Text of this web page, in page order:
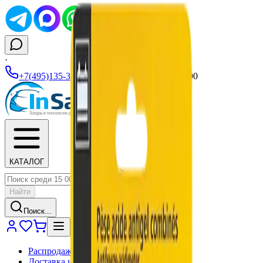
·
+7(495)135-35-99| Ежедневно 10:00–19:00
КАТАЛОГ
Найти
Поиск...
Распродажа